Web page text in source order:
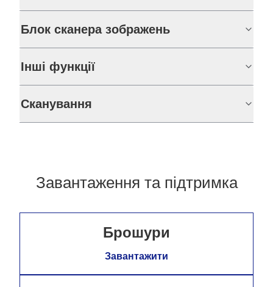
Блок сканера зображень
Інші функції
Сканування
Завантаження та підтримка
Брошури
Завантажити